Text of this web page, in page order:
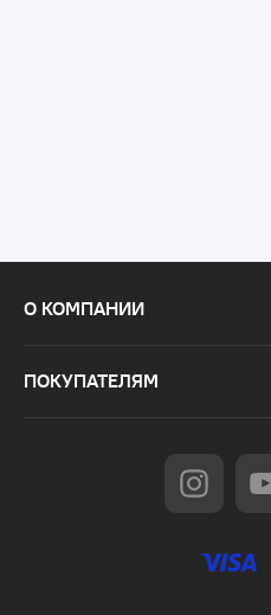
О КОМПАНИИ
ПОКУПАТЕЛЯМ